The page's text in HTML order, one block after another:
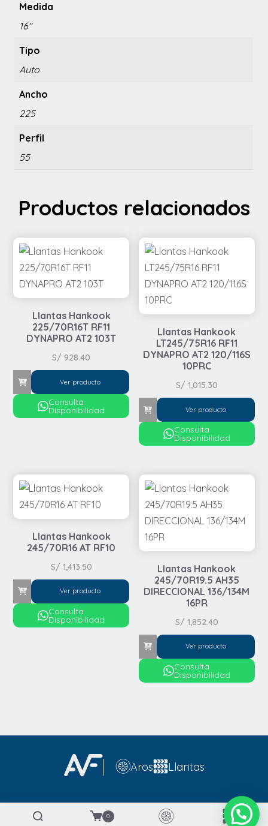
0
Medida
16"
Tipo
Auto
Ancho
225
Perfil
55
Productos relacionados
Llantas Hankook
225/70R16T RF11
DYNAPRO AT2 103T
S/ 928.40
Ver producto
Consulta
Disponibilidad
Llantas Hankook
LT245/75R16 RF11
DYNAPRO AT2 120/116S
10PRC
S/ 1,015.30
Ver producto
Consulta
Disponibilidad
Llantas Hankook
245/70R16 AT RF10
S/ 1,413.50
Ver producto
Consulta
Disponibilidad
Llantas Hankook
245/70R19.5 AH35
DIRECCIONAL 136/134M
16PR
S/ 1,852.40
Ver producto
Consulta
Disponibilidad
Aros Llantas
2026 © AVF Importaciones - Todos los Derechos
Reservados